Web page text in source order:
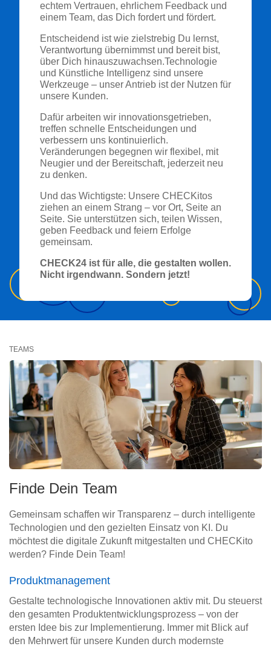
echtem Vertrauen, ehrlichem Feedback und
einem Team, das Dich fordert und fördert.
Entscheidend ist wie zielstrebig Du lernst,
Verantwortung übernimmst und bereit bist,
über Dich hinauszuwachsen.Technologie
und Künstliche Intelligenz sind unsere
Werkzeuge – unser Antrieb ist der Nutzen für
unsere Kunden.
Dafür arbeiten wir innovationsgetrieben,
treffen schnelle Entscheidungen und
verbessern uns kontinuierlich.
Veränderungen begegnen wir flexibel, mit
Neugier und der Bereitschaft, jederzeit neu
zu denken.
Und das Wichtigste: Unsere CHECKitos
ziehen an einem Strang – vor Ort, Seite an
Seite. Sie unterstützen sich, teilen Wissen,
geben Feedback und feiern Erfolge
gemeinsam.
CHECK24 ist für alle, die gestalten wollen.
Nicht irgendwann. Sondern jetzt!
TEAMS
Finde Dein Team
Gemeinsam schaffen wir Transparenz – durch intelligente
Technologien und den gezielten Einsatz von KI. Du
möchtest die digitale Zukunft mitgestalten und CHECKito
werden? Finde Dein Team!
Produktmanagement
Gestalte technologische Innovationen aktiv mit. Du steuerst
den gesamten Produktentwicklungsprozess – von der
ersten Idee bis zur Implementierung. Immer mit Blick auf
den Mehrwert für unsere Kunden durch modernste